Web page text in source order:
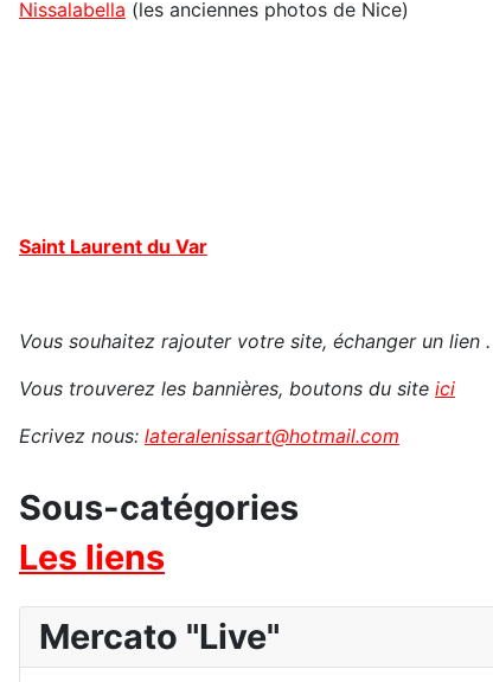
Nissalabella (les anciennes photos de Nice)
Saint Laurent du Var
Vous souhaitez rajouter votre site, échanger un lien .
Vous trouverez les bannières, boutons du site ici
Ecrivez nous: lateralenissart@hotmail.com
Sous-catégories
Les liens
Mercato "Live"